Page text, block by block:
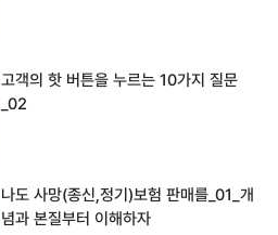
고객의 핫 버튼을 누르는 10가지 질문
_02
나도 사망(종신,정기)보험 판매를_01_개
념과 본질부터 이해하자